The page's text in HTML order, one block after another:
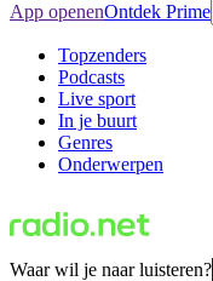
App openenOntdek Prime
Topzenders
Podcasts
Live sport
In je buurt
Genres
Onderwerpen
Waar wil je naar luisteren?